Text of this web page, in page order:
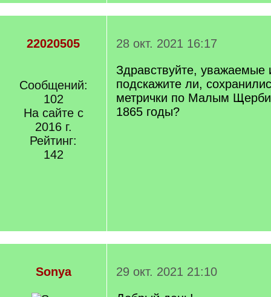
22020505
Сообщений:
102
На сайте с
2016 г.
Рейтинг:
142
28 окт. 2021 16:17
Здравствуйте, уважаемые
подскажите ли,
метрички по Малым
1865 годы?
Sonya
29 окт. 2021 21:10